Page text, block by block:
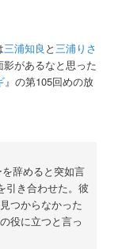
三浦知良 と三浦りさ
があるなと思った
』の第105回めの放
辞めると突如言
引き合わせた。彼
つからなかった
役に立つと言っ